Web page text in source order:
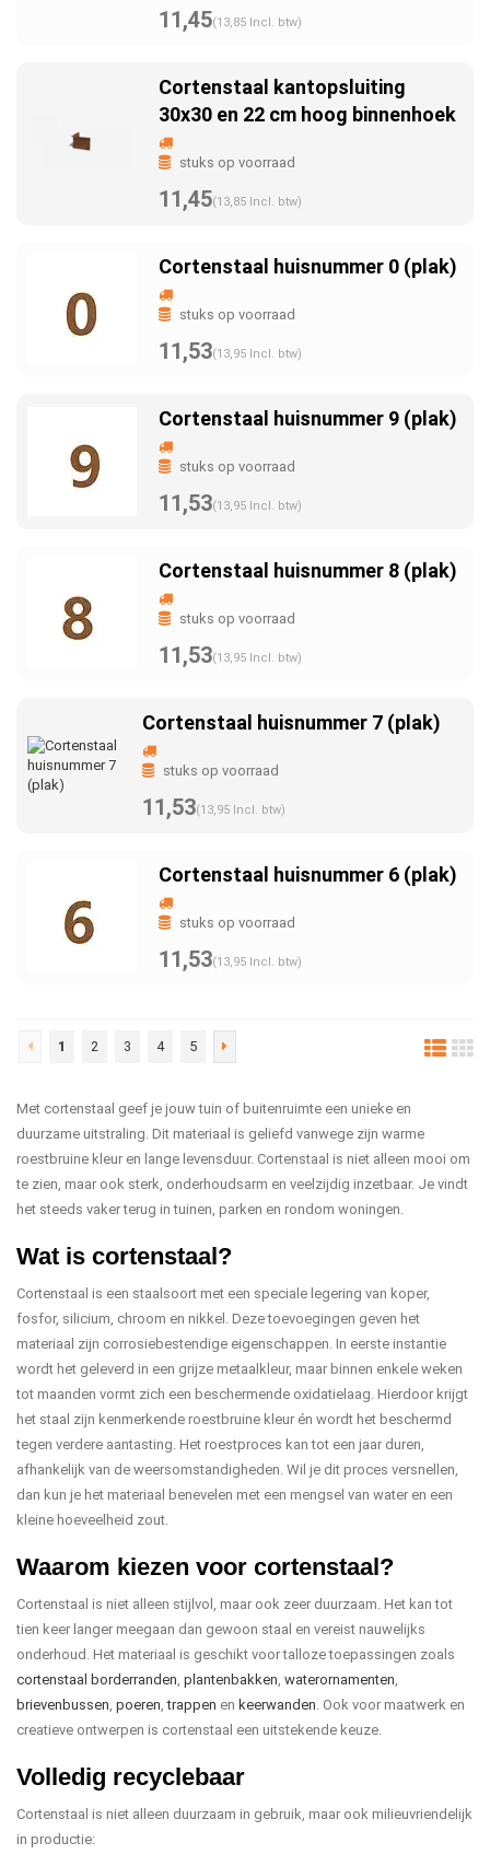
11,45(13,85 Incl. btw)
Cortenstaal kantopsluiting
30x30 en 22 cm hoog binnenhoek
stuks op voorraad
11,45(13,85 Incl. btw)
Cortenstaal huisnummer 0 (plak)
stuks op voorraad
11,53(13,95 Incl. btw)
Cortenstaal huisnummer 9 (plak)
stuks op voorraad
11,53(13,95 Incl. btw)
Cortenstaal huisnummer 8 (plak)
stuks op voorraad
11,53(13,95 Incl. btw)
Cortenstaal huisnummer 7 (plak)
stuks op voorraad
11,53(13,95 Incl. btw)
Cortenstaal huisnummer 6 (plak)
stuks op voorraad
11,53(13,95 Incl. btw)
1 2 3 4 5
Met cortenstaal geef je jouw tuin of buitenruimte een unieke en
duurzame uitstraling. Dit materiaal is geliefd vanwege zijn warme
roestbruine kleur en lange levensduur. Cortenstaal is niet alleen mooi om
te zien, maar ook sterk, onderhoudsarm en veelzijdig inzetbaar. Je vindt
het steeds vaker terug in tuinen, parken en rondom woningen.
Wat is cortenstaal?
Cortenstaal is een staalsoort met een speciale legering van koper,
fosfor, silicium, chroom en nikkel. Deze toevoegingen geven het
materiaal zijn corrosiebestendige eigenschappen. In eerste instantie
wordt het geleverd in een grijze metaalkleur, maar binnen enkele weken
tot maanden vormt zich een beschermende oxidatielaag. Hierdoor krijgt
het staal zijn kenmerkende roestbruine kleur én wordt het beschermd
tegen verdere aantasting. Het roestproces kan tot een jaar duren,
afhankelijk van de weersomstandigheden. Wil je dit proces versnellen,
dan kun je het materiaal benevelen met een mengsel van water en een
kleine hoeveelheid zout.
Waarom kiezen voor cortenstaal?
Cortenstaal is niet alleen stijlvol, maar ook zeer duurzaam. Het kan tot
tien keer langer meegaan dan gewoon staal en vereist nauwelijks
onderhoud. Het materiaal is geschikt voor talloze toepassingen zoals
cortenstaal borderranden, plantenbakken, waterornamenten,
brievenbussen, poeren,trappen en keerwanden. Ook voor maatwerk en
creatieve ontwerpen is cortenstaal een uitstekende keuze.
Volledig recyclebaar
Cortenstaal is niet alleen duurzaam in gebruik, maar ook milieuvriendelijk
in productie: